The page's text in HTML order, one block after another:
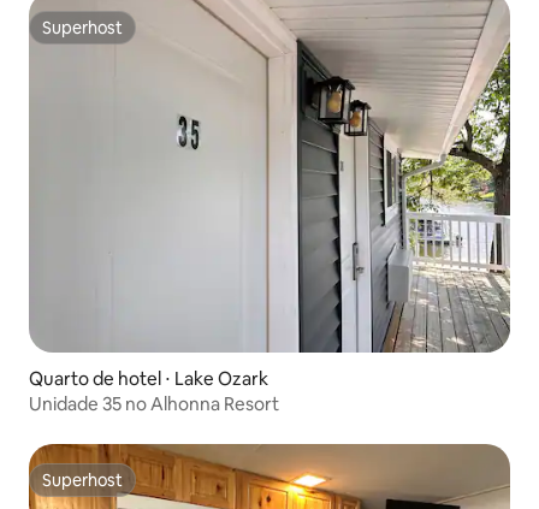
Superhost
Superhost
Quarto de hotel ⋅ Lake Ozark
Unidade 35 no Alhonna Resort
Superhost
Superhost